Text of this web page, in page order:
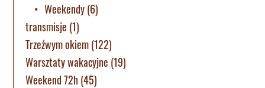
Weekendy(6)
transmisje (1)
Trzeźwym okiem(122)
Warsztaty wakacyjne (19)
Weekend 72h(45)